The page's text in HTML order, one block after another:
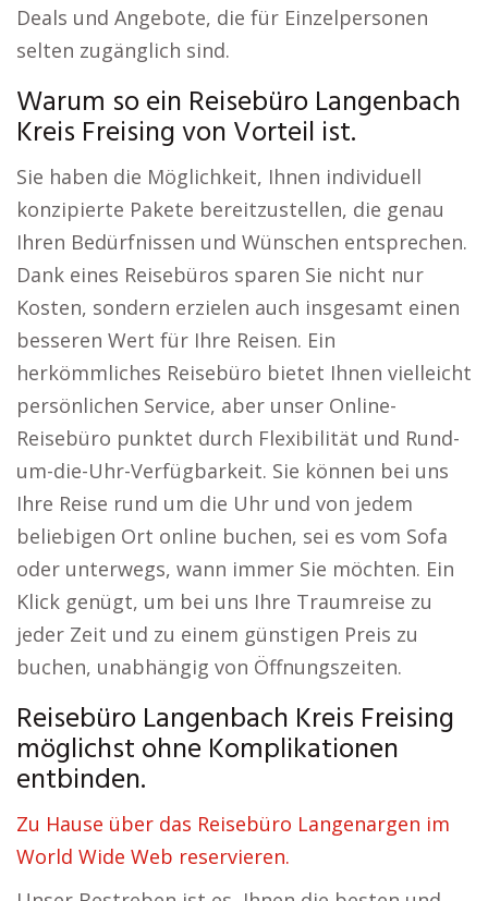
Deals und Angebote, die für Einzelpersonen
selten zugänglich sind.
Warum so ein Reisebüro Langenbach
Kreis Freising von Vorteil ist.
Sie haben die Möglichkeit, Ihnen individuell
konzipierte Pakete bereitzustellen, die genau
Ihren Bedürfnissen und Wünschen entsprechen.
Dank eines Reisebüros sparen Sie nicht nur
Kosten, sondern erzielen auch insgesamt einen
besseren Wert für Ihre Reisen. Ein
herkömmliches Reisebüro bietet Ihnen vielleicht
persönlichen Service, aber unser Online-
Reisebüro punktet durch Flexibilität und Rund-
um-die-Uhr-Verfügbarkeit. Sie können bei uns
Ihre Reise rund um die Uhr und von jedem
beliebigen Ort online buchen, sei es vom Sofa
oder unterwegs, wann immer Sie möchten. Ein
Klick genügt, um bei uns Ihre Traumreise zu
jeder Zeit und zu einem günstigen Preis zu
buchen, unabhängig von Öffnungszeiten.
Reisebüro Langenbach Kreis Freising
möglichst ohne Komplikationen
entbinden.
Zu Hause über das Reisebüro Langenargen im
World Wide Web reservieren.